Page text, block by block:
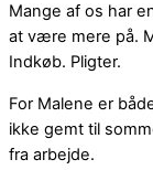
Mange af os har
at være mere på.
Indkøb. Pligter.
For Malene er
ikke gemt til
fra arbejde.